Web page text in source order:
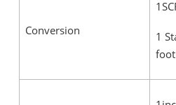
Conversion
1